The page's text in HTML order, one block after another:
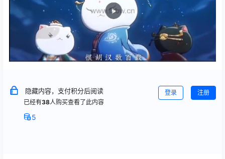
隐藏内容，支付积分后阅读
已经有38人购买查看了此内容
5
登录 注册